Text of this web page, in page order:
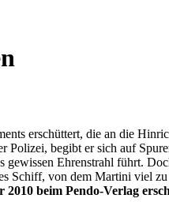
erschüttert, die an die
begibt er sich auf
Ehrenstrahl führt.
Schiff, von dem Martini viel
beim Pendo-Verlag